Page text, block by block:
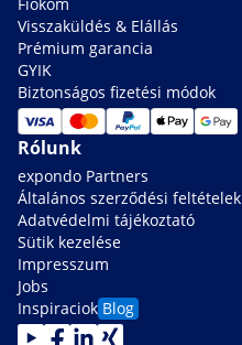
Visszaküldés & Elállás
Prémium garancia
GYIK
Biztonságos fizetési módok
Rólunk
expondo Partners
Általános szerződési feltételek
Adatvédelmi tájékoztató
Sütik kezelése
Impresszum
Jobs
Inspiraciok Blog